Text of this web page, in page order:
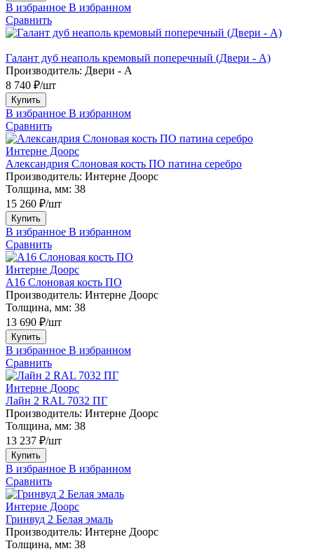
В избранное В избранном
Сравнить
Галант дуб неаполь кремовый поперечный (Двери - А)
Производитель: Двери - А
8 740 ₽/шт
Купить
В избранное В избранном
Сравнить
Интерне Доорс
Александрия Слоновая кость ПО патина серебро
Производитель: Интерне Доорс
Толщина, мм: 38
15 260 ₽/шт
Купить
В избранное В избранном
Сравнить
Интерне Доорс
А16 Слоновая кость ПО
Производитель: Интерне Доорс
Толщина, мм: 38
13 690 ₽/шт
Купить
В избранное В избранном
Сравнить
Интерне Доорс
Лайн 2 RAL 7032 ПГ
Производитель: Интерне Доорс
Толщина, мм: 38
13 237 ₽/шт
Купить
В избранное В избранном
Сравнить
Интерне Доорс
Гринвуд 2 Белая эмаль
Производитель: Интерне Доорс
Толщина, мм: 38